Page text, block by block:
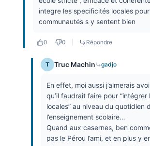
integre les specificités locales
communautés s y sentent bien
0 0 Répondre
T Truc Machin gadjo
En effet, moi aussi j’aimerais
qu’il faudrait faire pour
locales” au niveau du quotidien
l’enseignement scolaire…
Quand aux casernes, ben
pas le Pérou l’ami, et en plus y